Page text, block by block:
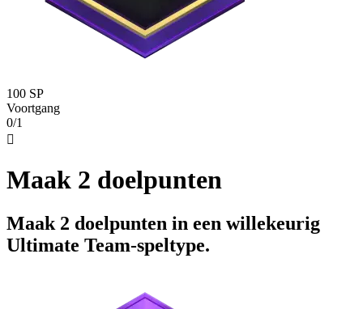
100 SP
Voortgang
0/1

Maak 2 doelpunten
Maak 2 doelpunten in een willekeurig
Ultimate Team-speltype.